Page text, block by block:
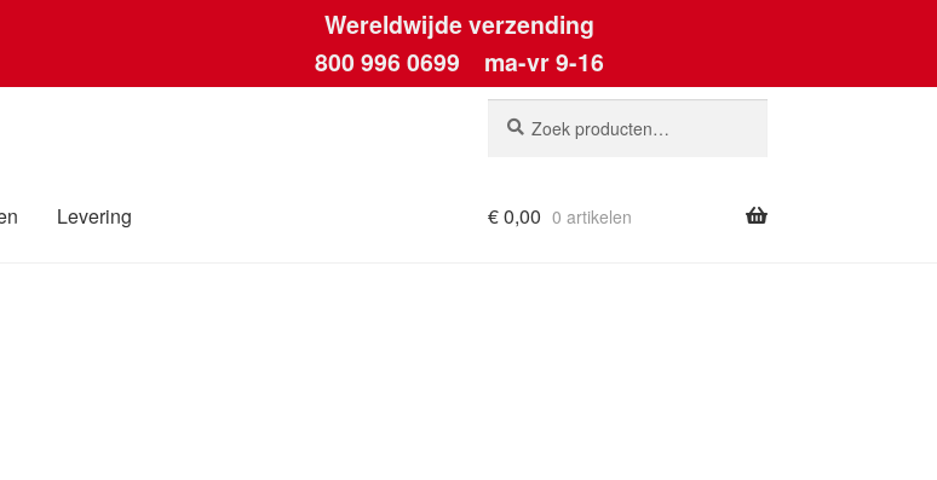
Wereldwijde verzending
800 996 0699 ma-vr 9-16
naar:
Levering €0,00 0 artikelen